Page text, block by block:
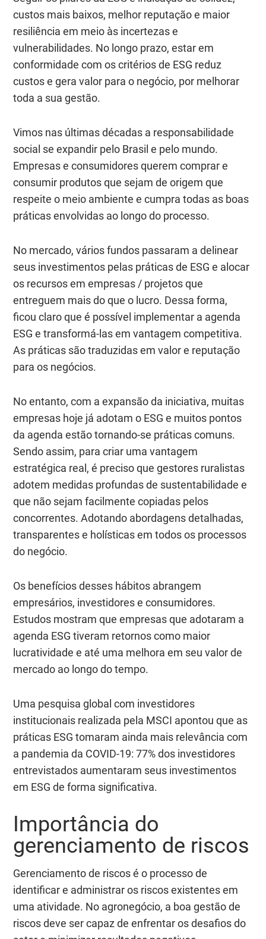
custos mais baixos, melhor reputação e maior
resiliência em meio às incertezas e
vulnerabilidades. No longo prazo, estar em
conformidade com os critérios de ESG reduz
custos e gera valor para o negócio, por melhorar
toda a sua gestão.
Vimos nas últimas décadas a responsabilidade
social se expandir pelo Brasil e pelo mundo.
Empresas e consumidores querem comprar e
consumir produtos que sejam de origem que
respeite o meio ambiente e cumpra todas as boas
práticas envolvidas ao longo do processo.
No mercado, vários fundos passaram a delinear
seus investimentos pelas práticas de ESG e alocar
os recursos em empresas / projetos que
entreguem mais do que o lucro. Dessa forma,
ficou claro que é possível implementar a agenda
ESG e transformá-las em vantagem competitiva.
As práticas são traduzidas em valor e reputação
para os negócios.
No entanto, com a expansão da iniciativa, muitas
empresas hoje já adotam o ESG e muitos pontos
da agenda estão tornando-se práticas comuns.
Sendo assim, para criar uma vantagem
estratégica real, é preciso que gestores ruralistas
adotem medidas profundas de sustentabilidade e
que não sejam facilmente copiadas pelos
concorrentes. Adotando abordagens detalhadas,
transparentes e holísticas em todos os processos
do negócio.
Os benefícios desses hábitos abrangem
empresários, investidores e consumidores.
Estudos mostram que empresas que adotaram a
agenda ESG tiveram retornos como maior
lucratividade e até uma melhora em seu valor de
mercado ao longo do tempo.
Uma pesquisa global com investidores
institucionais realizada pela MSCI apontou que as
práticas ESG tomaram ainda mais relevância com
a pandemia da COVID-19: 77% dos investidores
entrevistados aumentaram seus investimentos
em ESG de forma significativa.
Importância do
gerenciamento de riscos
Gerenciamento de riscos é o processo de
identificar e administrar os riscos existentes em
uma atividade. No agronegócio, a boa gestão de
riscos deve ser capaz de enfrentar os desafios do